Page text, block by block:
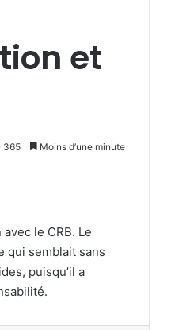
et
365 Moins d’une minute
le CRB. Le
qui semblait sans
puisqu’il a